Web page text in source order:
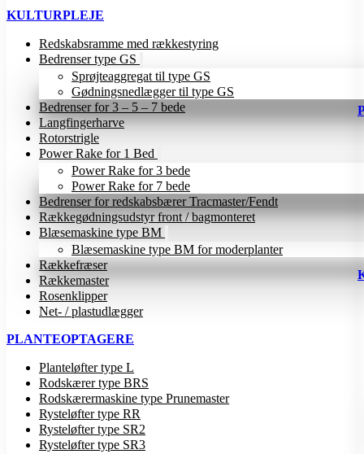
KULTURPLEJE
Redskabsramme med rækkestyring
Bedrenser type GS
Sprøjteaggregat til type GS
Gødningsnedlægger til type GS
Bedrenser for 3 – 5 – 7 bede
Langfingerharve
Rotorstrigle
Power Rake for 1 Bed
Power Rake for 3 bede
Power Rake for 7 bede
Bedrenser for redskabsbærer Tracmaster/Fendt
Rækkegødningsudstyr front / bagmonteret
Blæsemaskine type BM
Blæsemaskine type BM for moderplanter
Rækkefræser
Rækkemaster
Rosenklipper
Net- / plastudlægger
PLANTEOPTAGERE
Planteløfter type L
Rodskærer type BRS
Rodskærermaskine type Prunemaster
Rysteløfter type RR
Rysteløfter type SR2
Rysteløfter type SR3